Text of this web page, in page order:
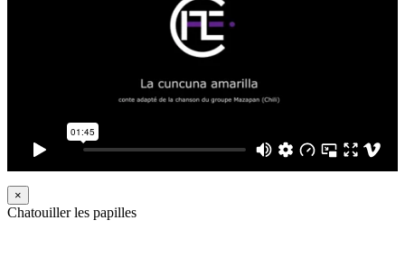
×
Chatouiller les papilles